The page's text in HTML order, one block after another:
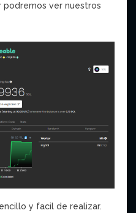
ver nuestros
y facil de realizar.